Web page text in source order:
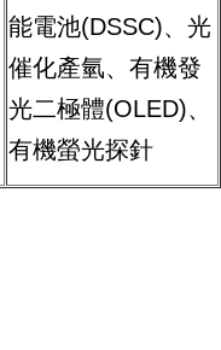
能電池(DSSC)、光
催化產氫、有機發
光二極體(OLED)、
有機螢光探針